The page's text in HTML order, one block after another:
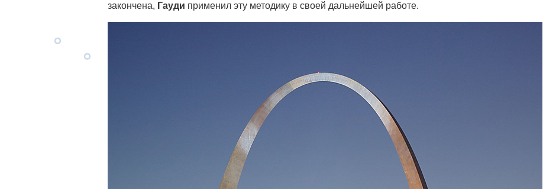
закончена, Гауди применил эту методику в своей дальнейшей работе.